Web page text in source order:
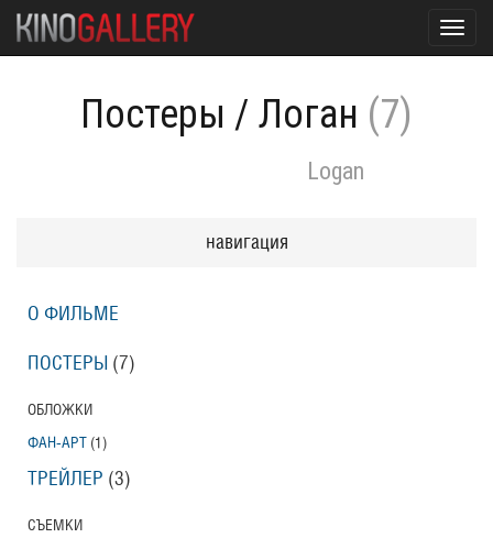
Постеры / Логан (7)
Logan
навигация
О ФИЛЬМЕ
ПОСТЕРЫ (7)
ОБЛОЖКИ
ФАН-АРТ (1)
ТРЕЙЛЕР (3)
СЪЕМКИ